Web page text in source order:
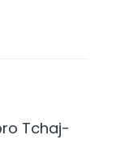
Tchaj-